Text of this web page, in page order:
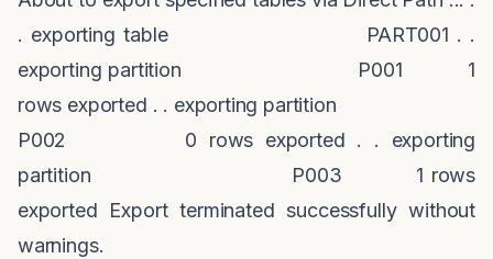
. exporting table PART001 . .
exporting partition P001 1
rows exported . . exporting partition
P002 0 rows exported . . exporting
partition P003 1 rows
exported Export terminated successfully without
warnings.